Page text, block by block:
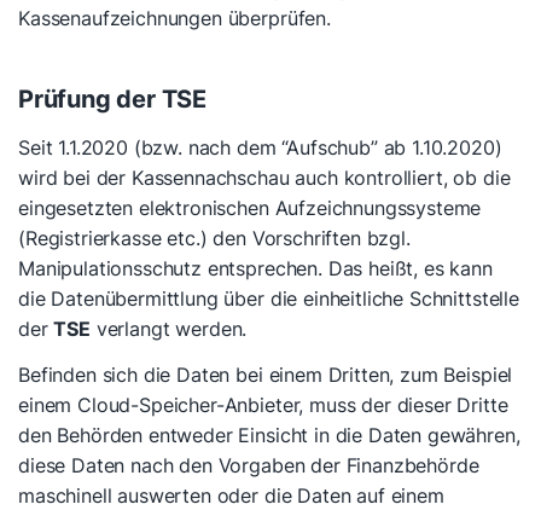
Kassenaufzeichnungen überprüfen.
Prüfung der TSE
Seit 1.1.2020 (bzw. nach dem “Aufschub” ab 1.10.2020)
wird bei der Kassennachschau auch kontrolliert, ob die
eingesetzten elektronischen Aufzeichnungssysteme
(Registrierkasse etc.) den Vorschriften bzgl.
Manipulationsschutz entsprechen. Das heißt, es kann
die Datenübermittlung über die einheitliche Schnittstelle
derTSE verlangt werden.
Befinden sich die Daten bei einem Dritten, zum Beispiel
einem Cloud-Speicher-Anbieter, muss der dieser Dritte
den Behörden entweder Einsicht in die Daten gewähren,
diese Daten nach den Vorgaben der Finanzbehörde
maschinell auswerten oder die Daten auf einem